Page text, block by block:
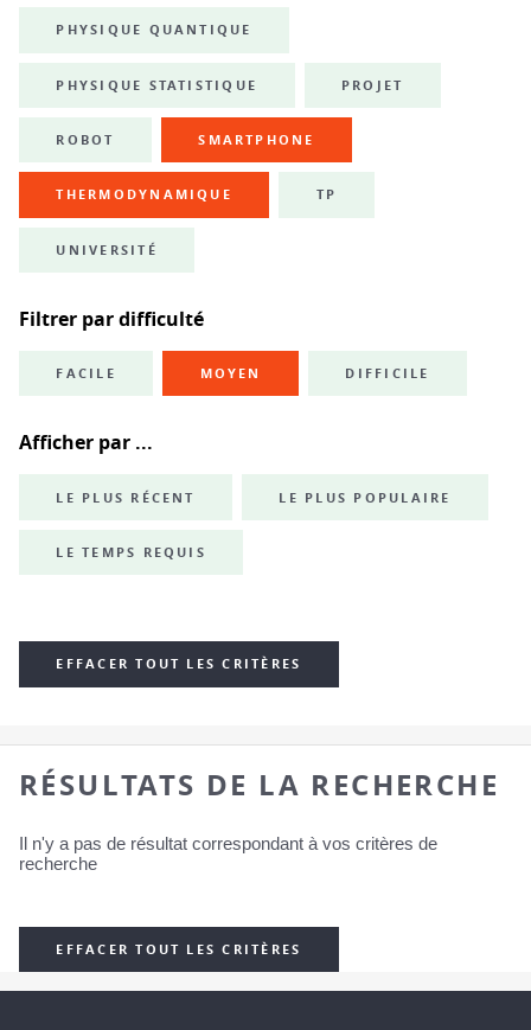
PHYSIQUE QUANTIQUE
PHYSIQUE STATISTIQUE PROJET
ROBOT SMARTPHONE
THERMODYNAMIQUE TP
UNIVERSITÉ
Filtrer par difficulté
FACILE MOYEN DIFFICILE
Afficher par ...
LE PLUS RÉCENT LE PLUS POPULAIRE
LE TEMPS REQUIS
EFFACER TOUT LES CRITÈRES
RÉSULTATS DE LA RECHERCHE
Il n'y a pas de résultat correspondant à vos critères de
recherche
EFFACER TOUT LES CRITÈRES